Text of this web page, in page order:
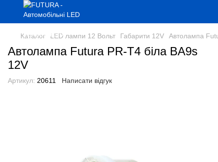
Каталог LED лампи 12 Вольт Габарити 12V Автолампа
Автолампа Futura PR-Т4 біла BA9s
12V
Артикул: 20611 Написати відгук